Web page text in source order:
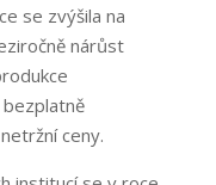
se zvýšila na
nárůst
ceny.